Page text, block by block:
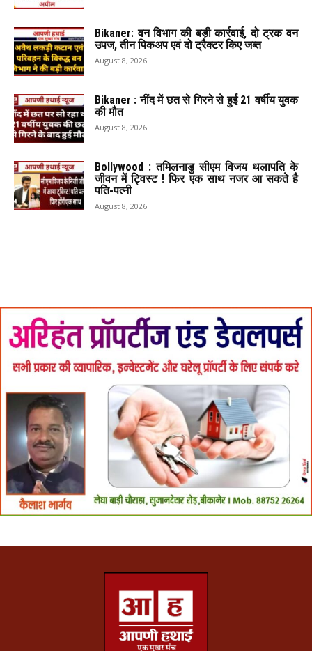
Bikaner: वन विभाग की बड़ी कार्रवाई, दो ट्रक वन
उपज, तीन पिकअप एवं दो ट्रैक्टर किए जब्त
August 8, 2026
Bikaner : नींद में छत से गिरने से हुई 21 वर्षीय युवक
की मौत
August 8, 2026
Bollywood : तमिलनाडु सीएम विजय थलापति के
जीवन में ट्विस्ट ! फिर एक साथ नजर आ सकते है
पति-पत्नी
August 8, 2026